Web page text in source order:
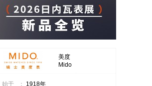
美度
Mido
始于 ：
1918年